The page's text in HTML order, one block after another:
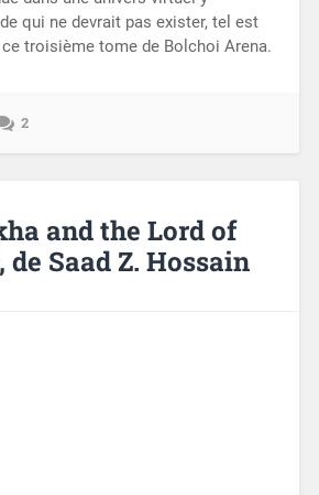
qui ne devrait pas exister, tel est
ce troisième tome de Bolchoi Arena.
2
and the Lord of
de Saad Z. Hossain